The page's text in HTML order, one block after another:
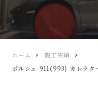
ホーム
施工実績
ポルシェ 911(993) カレラ